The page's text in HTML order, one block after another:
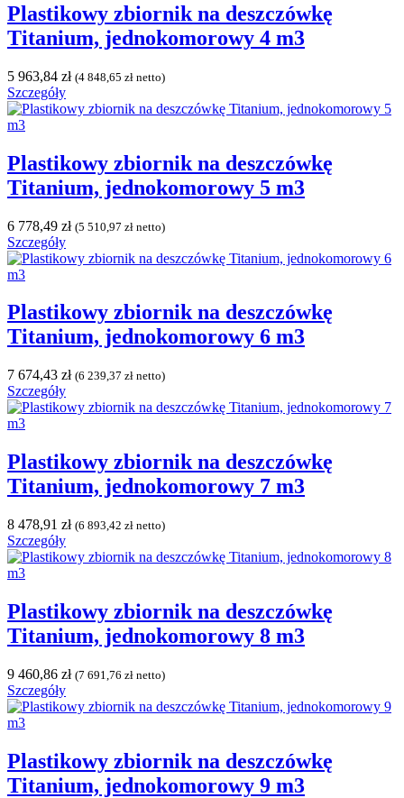
Plastikowy zbiornik na deszczówkę
Titanium, jednokomorowy 4 m3
5 963,84 zł (4 848,65 zł netto)
Szczegóły
Plastikowy zbiornik na deszczówkę
Titanium, jednokomorowy 5 m3
6 778,49 zł (5 510,97 zł netto)
Szczegóły
Plastikowy zbiornik na deszczówkę
Titanium, jednokomorowy 6 m3
7 674,43 zł (6 239,37 zł netto)
Szczegóły
Plastikowy zbiornik na deszczówkę
Titanium, jednokomorowy 7 m3
8 478,91 zł (6 893,42 zł netto)
Szczegóły
Plastikowy zbiornik na deszczówkę
Titanium, jednokomorowy 8 m3
9 460,86 zł (7 691,76 zł netto)
Szczegóły
Plastikowy zbiornik na deszczówkę
Titanium, jednokomorowy 9 m3